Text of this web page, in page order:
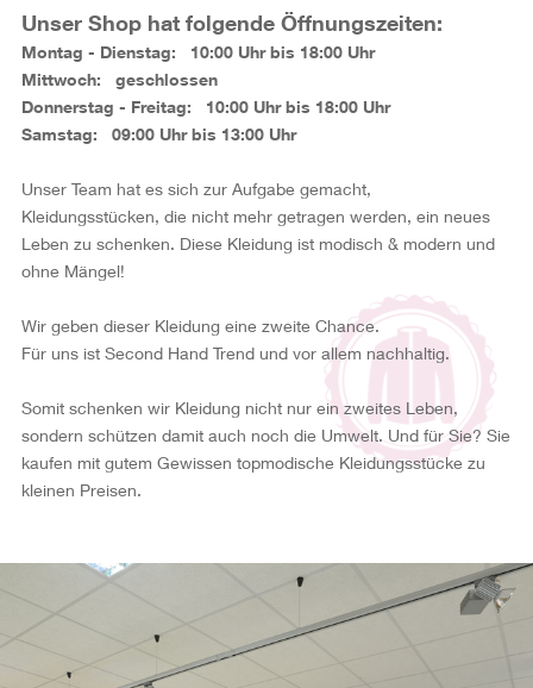
Unser Shop hat folgende Öffnungszeiten:
Montag - Dienstag: 10:00 Uhr bis 18:00 Uhr
Mittwoch: geschlossen
Donnerstag - Freitag: 10:00 Uhr bis 18:00 Uhr
Samstag: 09:00 Uhr bis 13:00 Uhr
Unser Team hat es sich zur Aufgabe gemacht,
Kleidungsstücken, die nicht mehr getragen werden, ein neues
Leben zu schenken. Diese Kleidung ist modisch & modern und
ohne Mängel!
Wir geben dieser Kleidung eine zweite Chance.
Für uns ist Second Hand Trend und vor allem nachhaltig.
Somit schenken wir Kleidung nicht nur ein zweites Leben,
sondern schützen damit auch noch die Umwelt. Und für Sie? Sie
kaufen mit gutem Gewissen topmodische Kleidungsstücke zu
kleinen Preisen.